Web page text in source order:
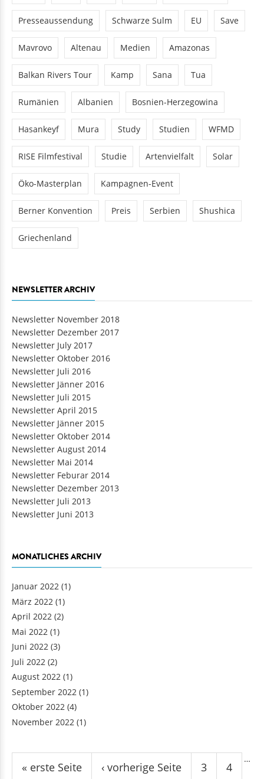
Presseaussendung Schwarze Sulm EU Save
Mavrovo Altenau Medien Amazonas
Balkan Rivers Tour Kamp Sana Tua
Rumänien Albanien Bosnien-Herzegowina
Hasankeyf Mura Study Studien WFMD
RISE Filmfestival Studie Artenvielfalt Solar
Öko-Masterplan Kampagnen-Event
Berner Konvention Preis Serbien Shushica
Griechenland
NEWSLETTER ARCHIV
Newsletter November 2018
Newsletter Dezember 2017
Newsletter July 2017
Newsletter Oktober 2016
Newsletter Juli 2016
Newsletter Jänner 2016
Newsletter Juli 2015
Newsletter April 2015
Newsletter Jänner 2015
Newsletter Oktober 2014
Newsletter August 2014
Newsletter Mai 2014
Newsletter Feburar 2014
Newsletter Dezember 2013
Newsletter Juli 2013
Newsletter Juni 2013
MONATLICHES ARCHIV
Januar 2022 (1)
März 2022 (1)
April 2022 (2)
Mai 2022 (1)
Juni 2022 (3)
Juli 2022 (2)
August 2022 (1)
September 2022 (1)
Oktober 2022 (4)
November 2022 (1)
Seiten
« erste Seite ‹ vorherige Seite
…
3 4